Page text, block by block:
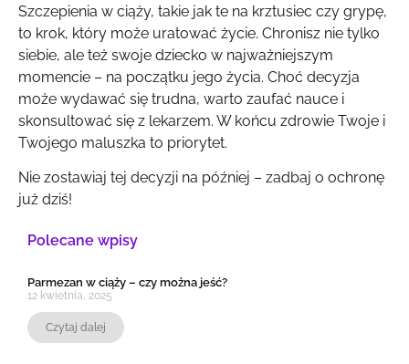
Szczepienia w ciąży, takie jak te na krztusiec czy grypę,
to krok, który może uratować życie. Chronisz nie tylko
siebie, ale też swoje dziecko w najważniejszym
momencie – na początku jego życia. Choć decyzja
może wydawać się trudna, warto zaufać nauce i
skonsultować się z lekarzem. W końcu zdrowie Twoje i
Twojego maluszka to priorytet.
Nie zostawiaj tej decyzji na później – zadbaj o ochronę
już dziś!
Polecane wpisy
Parmezan w ciąży – czy można jeść?
12 kwietnia, 2025
Czytaj dalej